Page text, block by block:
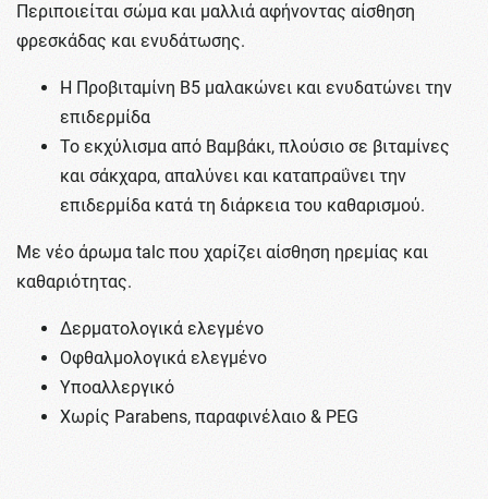
Περιποιείται σώμα και μαλλιά αφήνοντας αίσθηση
φρεσκάδας και ενυδάτωσης.
Η Προβιταμίνη Β5 μαλακώνει και ενυδατώνει την
επιδερμίδα
Το εκχύλισμα από Βαμβάκι, πλούσιο σε βιταμίνες
και σάκχαρα, απαλύνει και καταπραΰνει την
επιδερμίδα κατά τη διάρκεια του καθαρισμού.
Με νέο άρωμα talc που χαρίζει αίσθηση ηρεμίας και
καθαριότητας.
Δερματολογικά ελεγμένο
Οφθαλμολογικά ελεγμένο
Υποαλλεργικό
Χωρίς Parabens, παραφινέλαιο & PEG